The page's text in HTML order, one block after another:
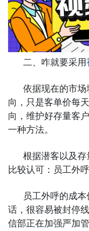
二、咋就要采用
依据现在的市
向，只是客单价每
向，维护好存量客
一种方法。
根据潜客以及
比较认可：员工外呼
员工外呼的成
话，很容易被封停
信部正在加强严加